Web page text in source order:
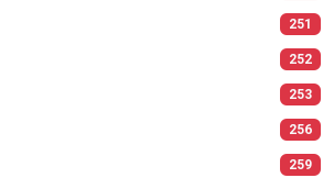
251
252
253
256
259